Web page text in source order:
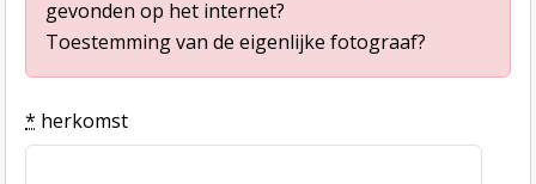
gevonden op het internet?
Toestemming van de eigenlijke fotograaf?
* herkomst